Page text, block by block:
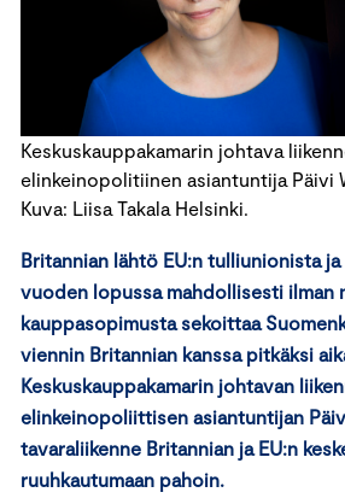
Keskuskauppakamarin johtava
elinkeinopolitiinen asiantuntija Päivi
Kuva: Liisa Takala Helsinki.
Britannian lähtö EU:n tulliunionista
vuoden lopussa mahdollisesti ilman
kauppasopimusta sekoittaa
viennin Britannian kanssa pitkäksi
Keskuskauppakamarin johtavan
elinkeinopoliittisen asiantuntijan
tavaraliikenne Britannian ja EU:n
ruuhkautumaan pahoin.